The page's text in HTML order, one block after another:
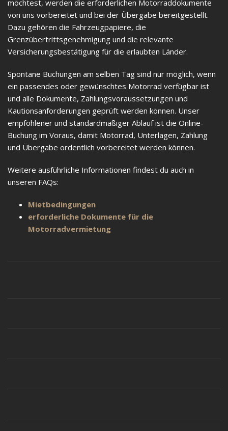
möchtest, werden die erforderlichen Motorraddokumente
von uns vorbereitet und bei der Übergabe bereitgestellt.
Dazu gehören die Fahrzeugpapiere, die
Grenzübertrittsgenehmigung und die relevante
Versicherungsbestätigung für die erlaubten Länder.
Spontane Buchungen am selben Tag sind nur möglich, wenn
ein passendes oder gewünschtes Motorrad verfügbar ist
und alle Dokumente, Zahlungsvoraussetzungen und
Kautionsanforderungen geprüft werden können. Unser
empfohlener und standardmäßiger Ablauf ist die Online-
Buchung im Voraus, damit Motorrad, Unterlagen, Zahlung
und Übergabe ordentlich vorbereitet werden können.
Weitere ausführliche Informationen findest du auch in
unseren FAQs:
Mietbedingungen
erforderliche Dokumente für die
Motorradvermietung